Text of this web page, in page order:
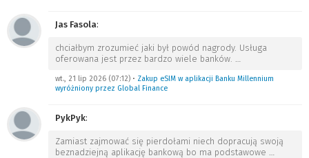
Jas Fasola:
chciałbym zrozumieć jaki był powód nagrody. Usługa
oferowana jest przez bardzo wiele banków. …
wt., 21 lip 2026 (07:12) • Zakup eSIM w aplikacji Banku Millennium
wyróżniony przez Global Finance
PykPyk:
Zamiast zajmować się pierdołami niech dopracują swoją
beznadziejną aplikację bankową bo ma podstawowe …